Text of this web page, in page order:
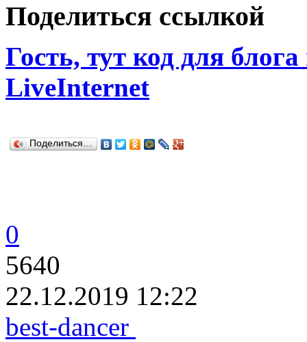
Поделиться ссылкой
Гость, тут код для
LiveInternet
Поделиться…
0
5640
22.12.2019 12:22
best-dancer